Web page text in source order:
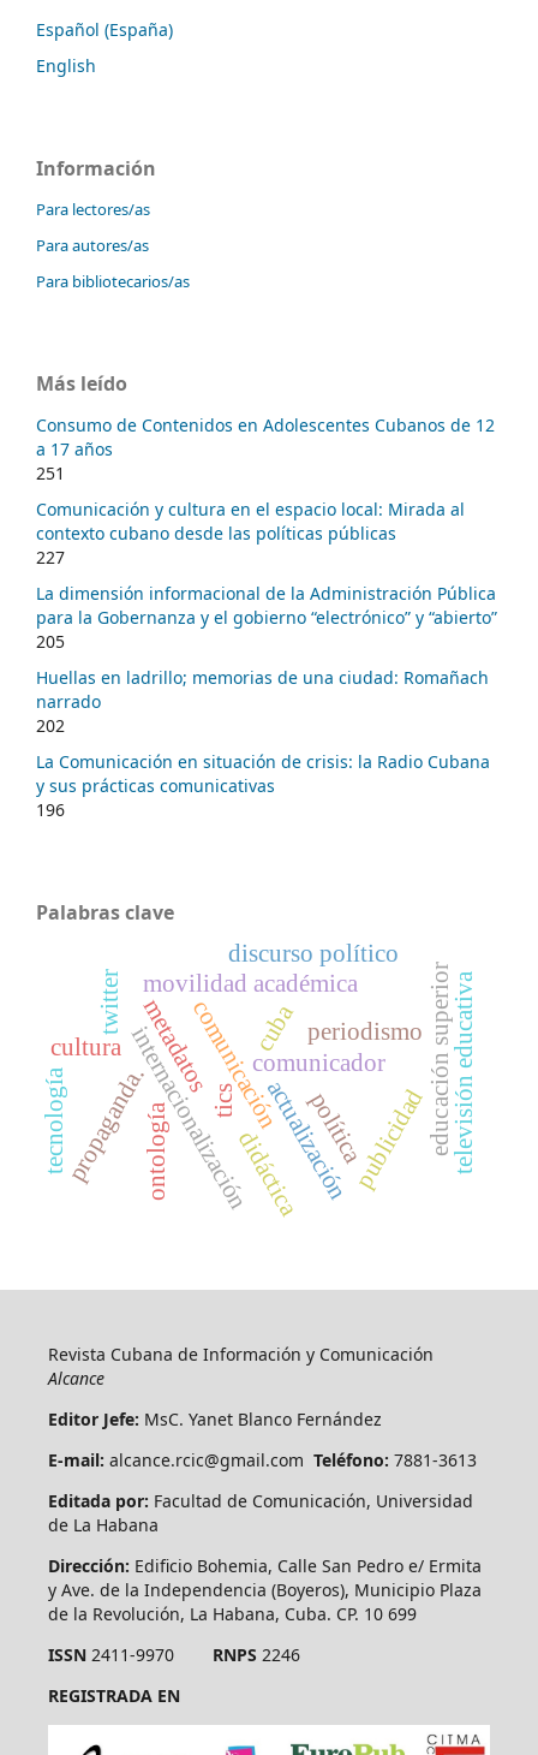
Español (España)
English
Información
Para lectores/as
Para autores/as
Para bibliotecarios/as
Más leído
Consumo de Contenidos en Adolescentes Cubanos de 12
a 17 años
251
Comunicación y cultura en el espacio local: Mirada al
contexto cubano desde las políticas públicas
227
La dimensión informacional de la Administración Pública
para la Gobernanza y el gobierno “electrónico” y “abierto”
205
Huellas en ladrillo; memorias de una ciudad: Romañach
narrado
202
La Comunicación en situación de crisis: la Radio Cubana
y sus prácticas comunicativas
196
Palabras clave
cuba periodismo
actualización
política
comunicación
internacionalización
movilidad académica educación superior
comunicador
publicidad
propaganda.ontología
metadatos
cultura
discurso político
twitter
tecnología televisión educativa
tics
didáctica
Revista Cubana de Información y Comunicación
Alcance
Editor Jefe: MsC. Yanet Blanco Fernández
E-mail: alcance.rcic@gmail.com Teléfono: 7881-3613
Editada por: Facultad de Comunicación, Universidad
de La Habana
Dirección: Edificio Bohemia, Calle San Pedro e/ Ermita
y Ave. de la Independencia (Boyeros), Municipio Plaza
de la Revolución, La Habana, Cuba. CP. 10 699
ISSN2411-9970 RNPS 2246
REGISTRADA EN